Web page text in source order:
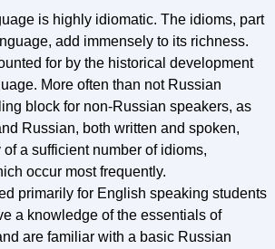
is highly idiomatic. The idioms, part
add immensely to its richness.
for by the historical development
More often than not Russian
block for non-Russian speakers, as
Russian, both written and spoken,
a sufficient number of idioms,
occur most frequently.
primarily for English speaking students
a knowledge of the essentials of
are familiar with a basic Russian